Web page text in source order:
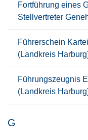
Fortführung eines
Stellvertreter
Führerschein
(Landkreis
Führungszeugnis
(Landkreis
G